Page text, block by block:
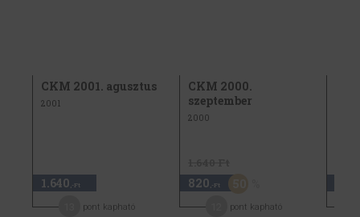
CKM 2001. agusztus
2001
1.640 ,-Ft
pont kapható
CKM 2000.
szeptember
2000
820 ,-Ft
pont kapható